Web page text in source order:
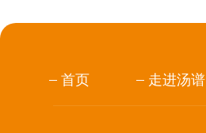
首页 走进汤谱